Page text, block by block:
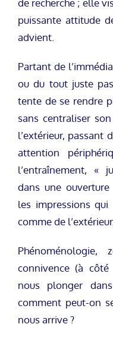
de recherche ; elle
puissante attitude
advient.
Partant de
ou du tout juste
tente de se rendre
sans centraliser
l’extérieur, passant
attention
l’entraînement, «
dans une
les impressions
comme de
connivence (à
nous plonger
comment peut-on
nous arrive ?